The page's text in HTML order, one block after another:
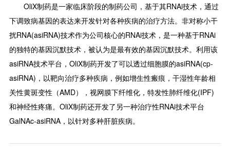
OliX制药是一家临床阶段的制药公司，基于其RNAi技术，通过
下调致病基因的表达来开发针对各种疾病的治疗方法。非对称小干
扰RNA(asiRNA)技术作为公司核心的RNAi技术，是一种基于RNAi
的独特的基因沉默技术，被认为是最有效的基因沉默技术。利用该
asiRNA技术平台，OliX制药开发了可以透过细胞膜的asiRNA(cp-
asiRNA)，以靶向治疗多种疾病，例如增生性瘢痕，干湿性年龄相
关性黄斑变性（AMD），视网膜下纤维化，特发性肺纤维化(IPF)
和神经性疼痛。OliX制药还开发了另一种治疗性RNAi技术平台
GalNAc-asiRNA，以针对多种肝脏疾病。